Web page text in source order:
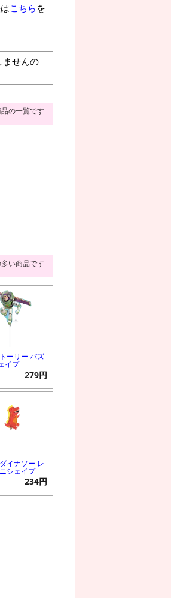
こちら を
せんの
の一覧です
い商品です
ーリー バズ
イプ
279円
イナソー レ
シェイプ
234円